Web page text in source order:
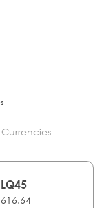
Currencies
LQ45
616.64